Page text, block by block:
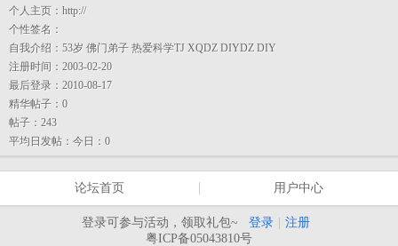
个人主页： http://
个性签名：
自我介绍： 53岁 佛门弟子 热爱科学TJ XQDZ DIYDZ DIY
注册时间： 2003-02-20
最后登录： 2010-08-17
精华帖子： 0
帖子： 243
平均日发帖： 今日：0
论坛首页 用户中心
登录可参与活动，领取礼包~ 登录
注册
粤ICP备05043810号